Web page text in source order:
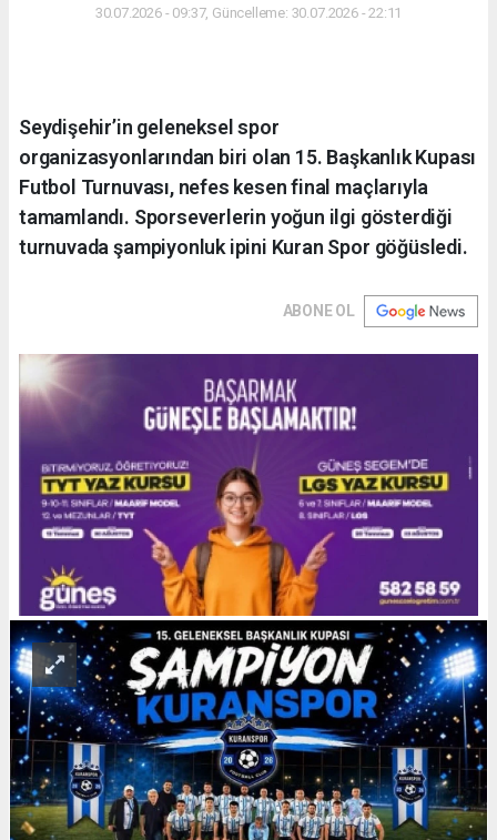
30.07.2026 - 09:37, Güncelleme: 30.07.2026 - 22:11
Seydişehir’in geleneksel spor
organizasyonlarından biri olan 15. Başkanlık Kupası
Futbol Turnuvası, nefes kesen final maçlarıyla
tamamlandı. Sporseverlerin yoğun ilgi gösterdiği
turnuvada şampiyonluk ipini Kuran Spor göğüsledi.
ABONE OL